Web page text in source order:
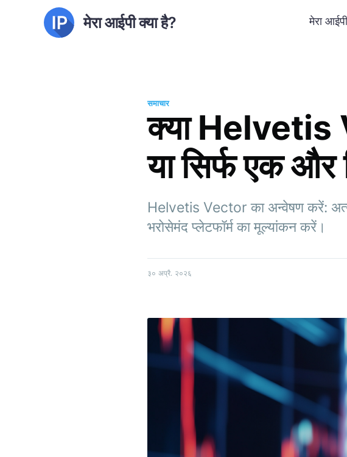
मेरा आईपी क्या है? मेरा
समाचार
क्या
या सिर्फ एक और
Helvetis Vector का अन्वेषण करें:
भरोसेमंद प्लेटफॉर्म का मूल्यांकन करें।
३० अप्रै. २०२६